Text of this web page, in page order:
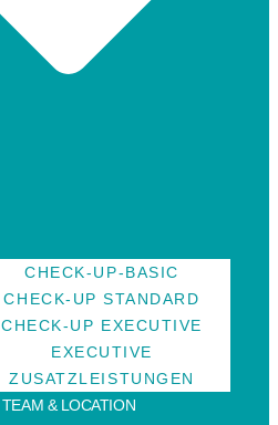
CHECK-UP-BASIC
CHECK-UP STANDARD
CHECK-UP EXECUTIVE
EXECUTIVE
ZUSATZLEISTUNGEN
TEAM & LOCATION